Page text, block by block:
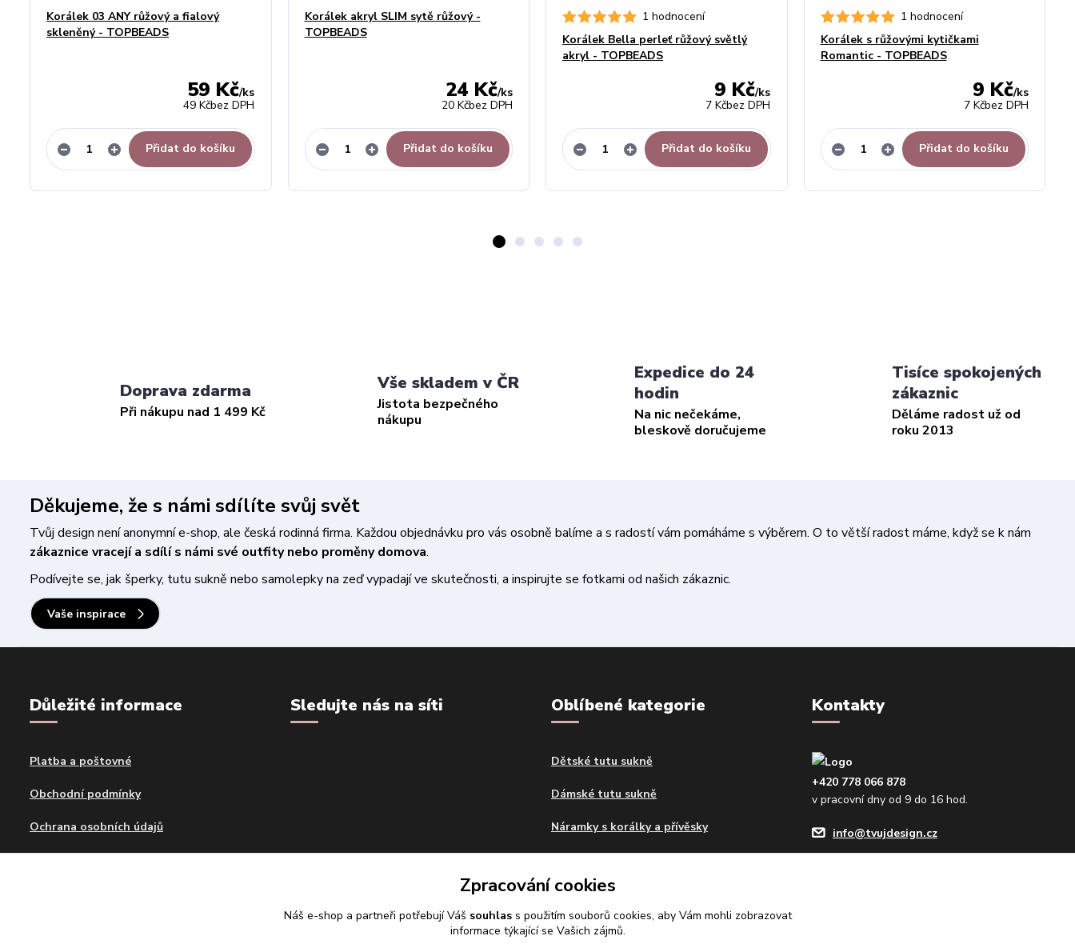
Korálek 03 ANY růžový a fialový
skleněný - TOPBEADS
59 Kč/ks
49 Kčbez DPH
Přidat do košíku
Korálek akryl SLIM sytě růžový -
TOPBEADS
24 Kč/ks
20 Kčbez DPH
Přidat do košíku
1 hodnocení
Korálek Bella perleť růžový světlý
akryl - TOPBEADS
9 Kč/ks
7 Kčbez DPH
Přidat do košíku
1 hodnocení
Korálek s růžovými kytičkami
Romantic - TOPBEADS
9 Kč/ks
7 Kčbez DPH
Přidat do košíku
Doprava zdarma
Při nákupu nad 1 499 Kč
Vše skladem v ČR
Jistota bezpečného
nákupu
Expedice do 24
hodin
Na nic nečekáme,
bleskově doručujeme
Tisíce spokojených
zákaznic
Děláme radost už od
roku 2013
Děkujeme, že s námi sdílíte svůj svět
Tvůj design není anonymní e-shop, ale česká rodinná firma. Každou objednávku pro vás osobně balíme a s radostí vám pomáháme s výběrem. O to větší radost máme, když se k nám
zákaznice vracejí a sdílí s námi své outfity nebo proměny domova.
Podívejte se, jak šperky, tutu sukně nebo samolepky na zeď vypadají ve skutečnosti, a inspirujte se fotkami od našich zákaznic.
Vaše inspirace
Důležité informace
Platba a poštovné
Obchodní podmínky
Ochrana osobních údajů
Sledujte nás na síti Oblíbené kategorie
Dětské tutu sukně
Dámské tutu sukně
Náramky s korálky a přívěsky
Samolepky na zeď
Kontakty
+420 778 066 878
v pracovní dny od 9 do 16 hod.
info@tvujdesign.cz
Zpracování cookies
Náš e-shop a partneři potřebují Váš souhlass použitím souborů cookies, aby Vám mohli zobrazovat
informace týkající se Vašich zájmů.